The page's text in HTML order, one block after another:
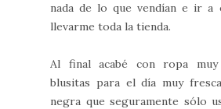
nada de lo que vendían e ir
llevarme toda la tienda.
Al final acabé con ropa muy
blusitas para el día muy
negra que seguramente sólo